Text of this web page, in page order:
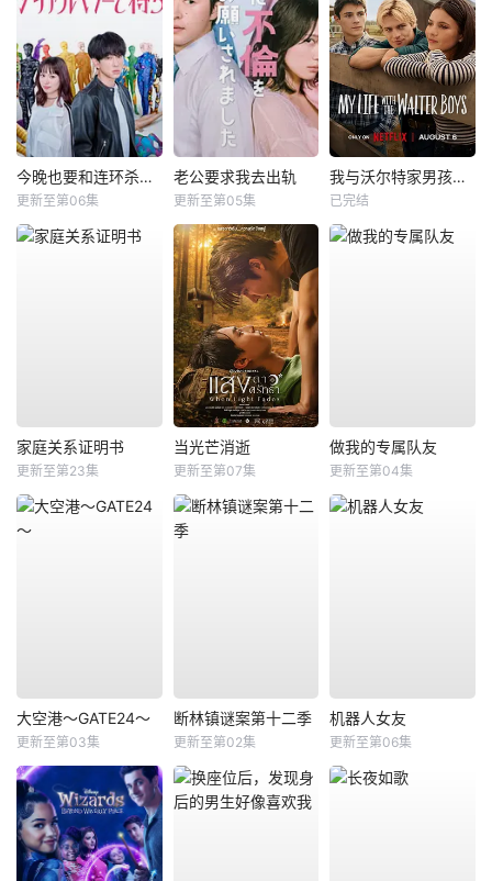
今晚也要和连环杀手约会
更新至第06集
老公要求我去出轨
更新至第05集
我与沃尔特家男孩的生活第三季
已完结
家庭关系证明书
更新至第23集
当光芒消逝
更新至第07集
做我的专属队友
更新至第04集
大空港～GATE24～
更新至第03集
断林镇谜案第十二季
更新至第02集
机器人女友
更新至第06集